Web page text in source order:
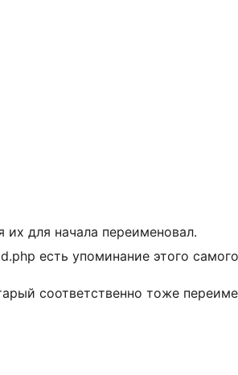
их для начала переименовал.
есть упоминание этого
соответственно тоже